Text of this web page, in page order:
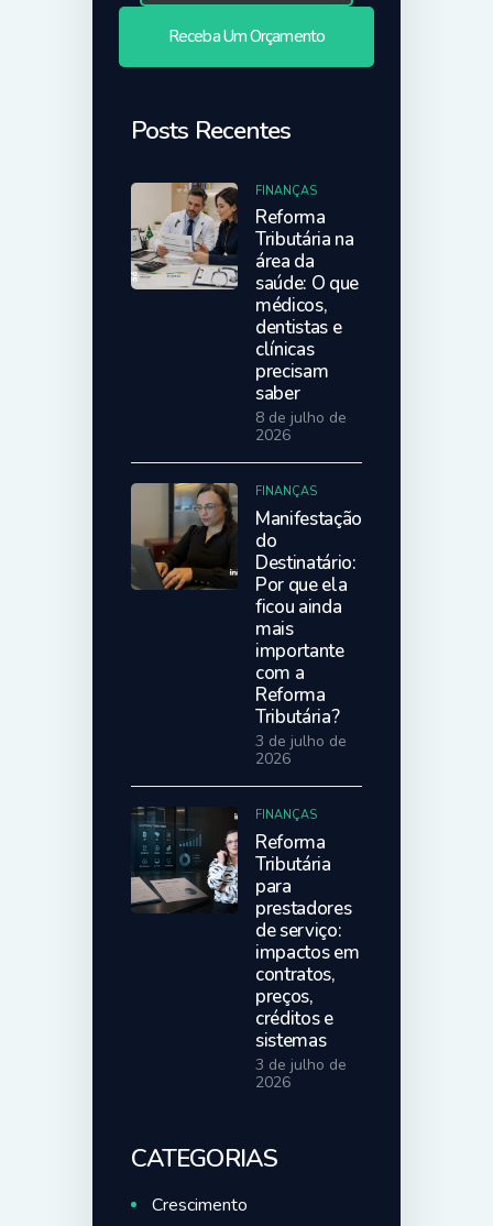
Receba Um Orçamento
Posts Recentes
FINANÇAS
Reforma
Tributária na
área da
saúde: O que
médicos,
dentistas e
clínicas
precisam
saber
8 de julho de
2026
FINANÇAS
Manifestação
do
Destinatário:
Por que ela
ficou ainda
mais
importante
com a
Reforma
Tributária?
3 de julho de
2026
FINANÇAS
Reforma
Tributária
para
prestadores
de serviço:
impactos em
contratos,
preços,
créditos e
sistemas
3 de julho de
2026
CATEGORIAS
Crescimento